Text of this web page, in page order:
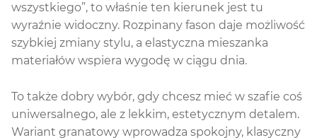
wszystkiego”, to właśnie ten kierunek jest tu
wyraźnie widoczny. Rozpinany fason daje możliwość
szybkiej zmiany stylu, a elastyczna mieszanka
materiałów wspiera wygodę w ciągu dnia.
To także dobry wybór, gdy chcesz mieć w szafie coś
uniwersalnego, ale z lekkim, estetycznym detalem.
Wariant granatowy wprowadza spokojny, klasyczny